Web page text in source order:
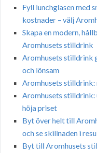
Fyll lunchglasen med
kostnader – välj
Skapa en modern,
Aromhusets stilldrink
Aromhusets stilldrink
och lönsam
Aromhusets stilldrink:
Aromhusets stilldrink:
höja priset
Byt över helt till
och se skillnaden i
Byt till Aromhusets